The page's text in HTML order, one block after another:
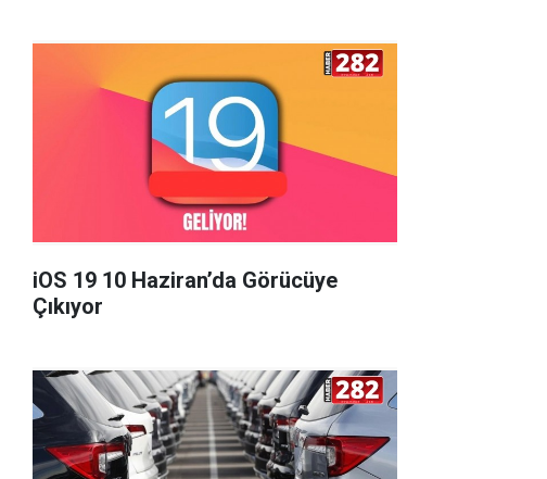
iOS 19 10 Haziran’da Görücüye
Çıkıyor